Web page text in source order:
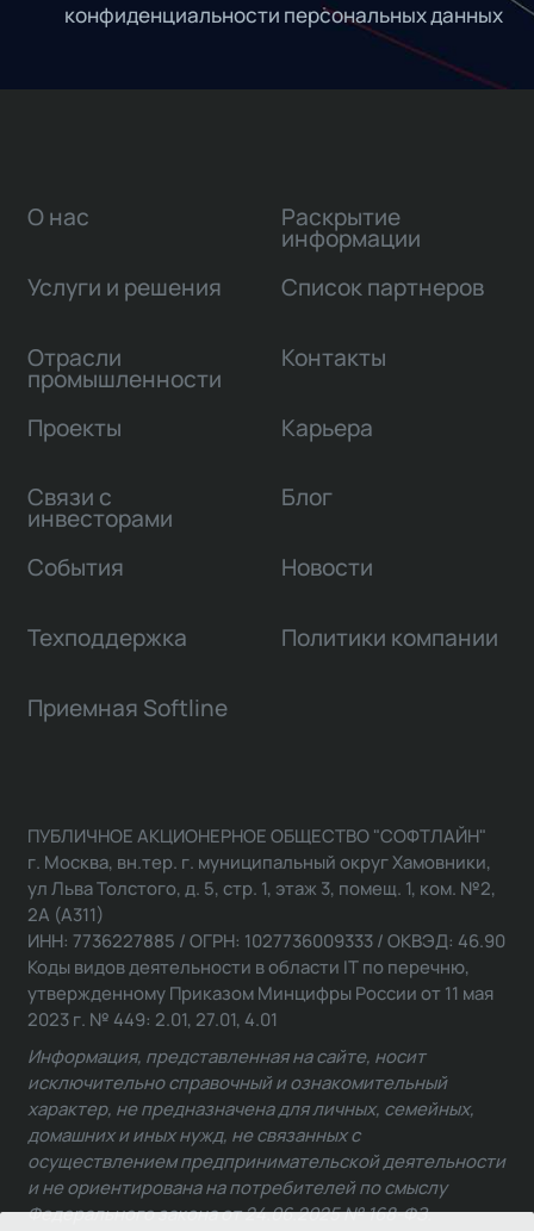
конфиденциальности персональных данных
О нас
Услуги и решения
Отрасли
промышленности
Проекты
Связи с
инвесторами
Раскрытие
информации
Список партнеров
Контакты
Карьера
Блог
События Новости
Техподдержка Политики компании
Приемная Softline
ПУБЛИЧНОЕ АКЦИОНЕРНОЕ ОБЩЕСТВО "СОФТЛАЙН"
г. Москва, вн.тер. г. муниципальный округ Хамовники,
ул Льва Толстого, д. 5, стр. 1, этаж 3, помещ. 1, ком. №2,
2А (А311)
ИНН: 7736227885 / ОГРН: 1027736009333 / ОКВЭД: 46.90
Коды видов деятельности в области IT по перечню,
утвержденному Приказом Минцифры России от 11 мая
2023 г. № 449: 2.01, 27.01, 4.01
Информация, представленная на сайте, носит
исключительно справочный и ознакомительный
характер, не предназначена для личных, семейных,
домашних и иных нужд, не связанных с
осуществлением предпринимательской деятельности
и не ориентирована на потребителей по смыслу
Федерального закона от 24.06.2025 № 168-ФЗ.